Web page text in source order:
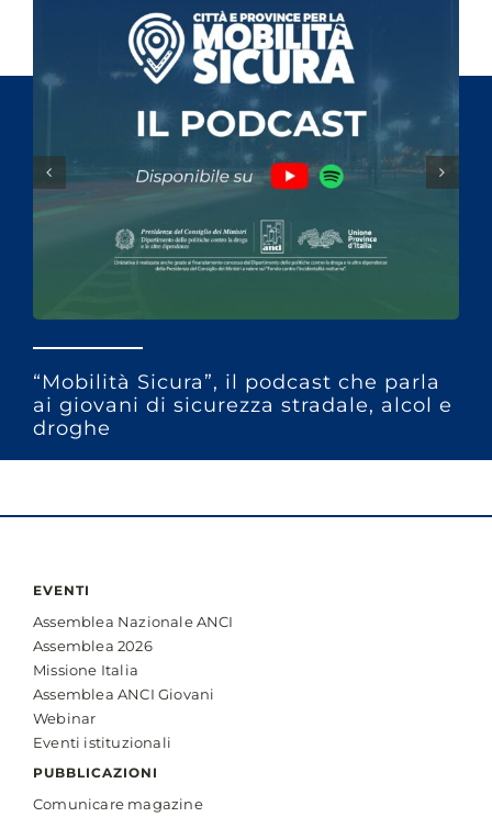
“Mobilità Sicura”, il podcast che parla
ai giovani di sicurezza stradale, alcol e
droghe
EVENTI
Assemblea Nazionale ANCI
Assemblea 2026
Missione Italia
Assemblea ANCI Giovani
Webinar
Eventi istituzionali
PUBBLICAZIONI
Comunicare magazine